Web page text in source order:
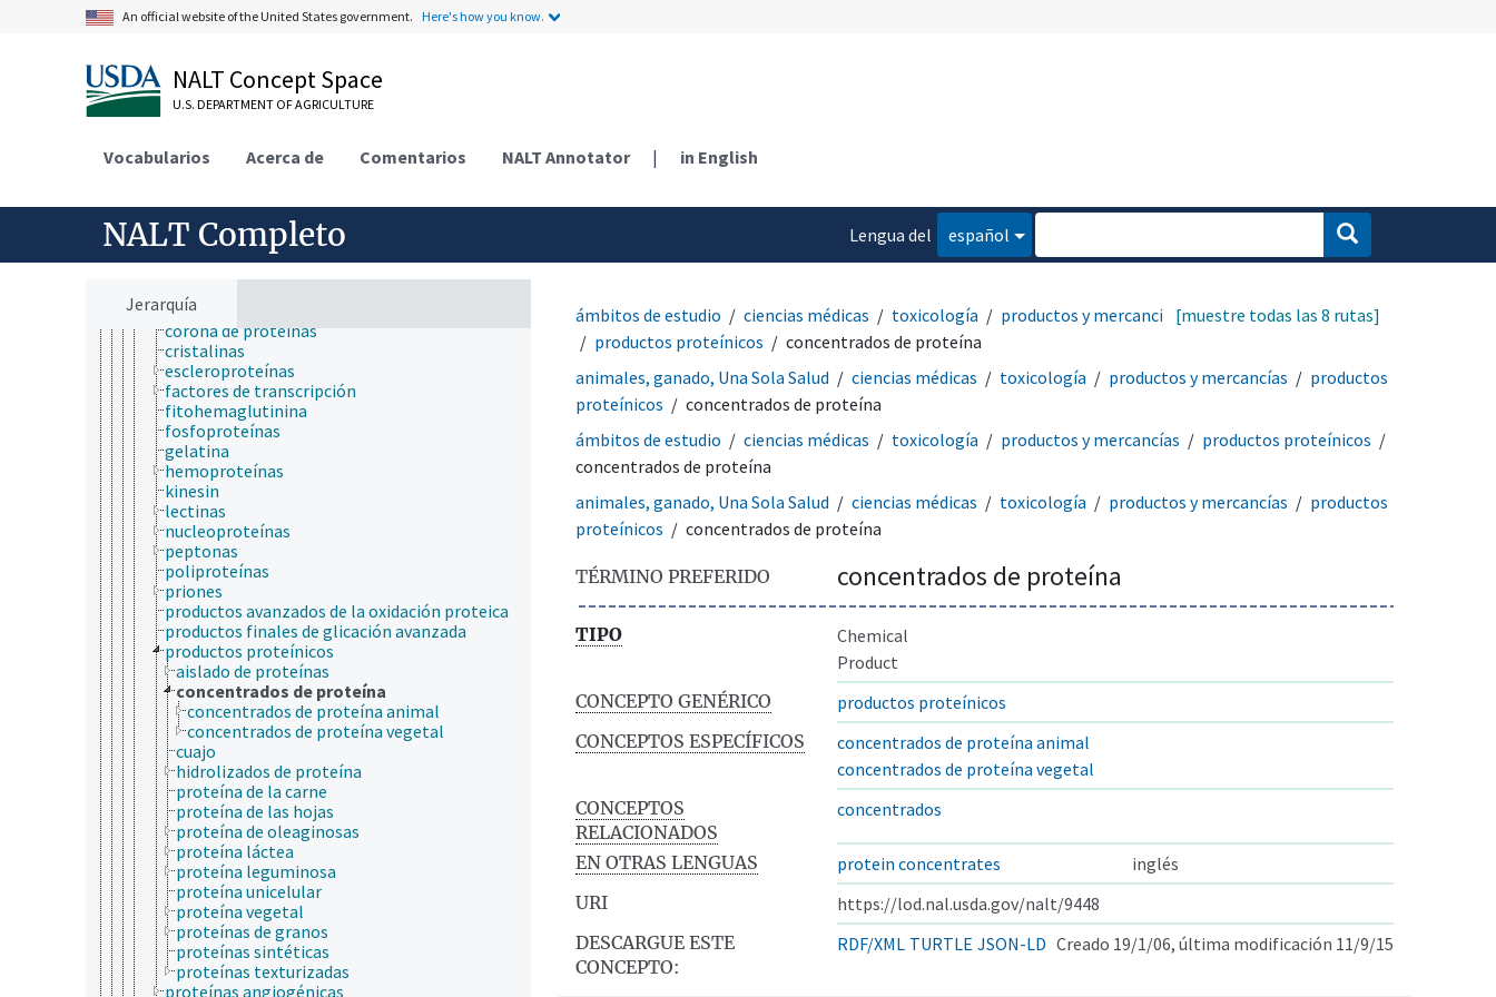
An official website of the United States government. Here's how you know.
NALT Concept Space
U.S. DEPARTMENT OF AGRICULTURE
Vocabularios Acerca de Comentarios NALT Annotator | in English
NALT Completo
Lengua del
español
Jerarquía
biodisponibilidad
biotransformación
compuestos bioquímicos
ácidos nucléicos, nucleósidos y nucleótidos
aminoácidos
péptidos
activación de la proteína GTPasa
aglutininas
agregados de proteína
apoproteínas
complejos multiproteicos
corona de proteínas
cristalinas
escleroproteínas
factores de transcripción
fitohemaglutinina
fosfoproteínas
gelatina
hemoproteínas
kinesin
lectinas
nucleoproteínas
peptonas
poliproteínas
priones
productos avanzados de la oxidación proteica
productos finales de glicación avanzada
productos proteínicos
aislado de proteínas
concentrados de proteína
concentrados de proteína animal
concentrados de proteína vegetal
cuajo
hidrolizados de proteína
proteína de la carne
proteína de las hojas
proteína de oleaginosas
proteína láctea
proteína leguminosa
proteína unicelular
proteína vegetal
proteínas de granos
proteínas sintéticas
proteínas texturizadas
proteínas angiogénicas
ámbitos de estudio ciencias médicas toxicología
productos y mercancías
productos proteínicos
concentrados de proteína
[muestre todas las 8 rutas]
animales, ganado, Una Sola Salud ciencias médicas toxicología productos y mercancías
productos
proteínicos
concentrados de proteína
ámbitos de estudio
ciencias médicas toxicología productos y mercancías
productos proteínicos
concentrados de proteína
animales, ganado, Una Sola Salud
ciencias médicas toxicología productos y mercancías
productos
proteínicos
concentrados de proteína
TÉRMINO PREFERIDO concentrados de proteína
TIPO
Chemical
Product
CONCEPTO GENÉRICO
productos proteínicos
CONCEPTOS ESPECÍFICOS
concentrados de proteína animal
concentrados de proteína vegetal
CONCEPTOS
RELACIONADOS
concentrados
EN OTRAS LENGUAS protein concentrates
inglés
URI
https://lod.nal.usda.gov/nalt/9448
DESCARGUE ESTE
CONCEPTO:
RDF/XML TURTLE JSON-LD Creado 19/1/06, última modificación 11/9/15